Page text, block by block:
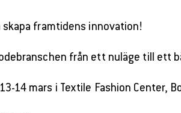
skapa framtidens innovation!
från ett nuläge till ett
14 mars i Textile Fashion Center,